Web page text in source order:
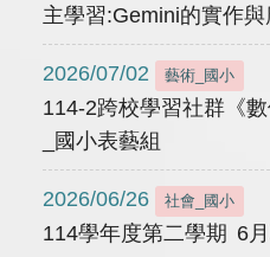
主學習:Gemini的實作與
2026/07/02 藝術_國小
114-2跨校學習社群《
_國小表藝組
2026/06/26 社會_國小
114學年度第二學期 6